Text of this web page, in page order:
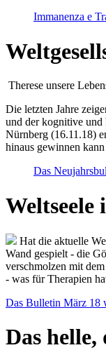
Immanenza e
Therese unsere
Die letzten Jahre
und der kognitive und
Nürnberg (16.11.18)
hinaus gewinnen
Das
Weltseele
Hat die aktuelle
Wand gespielt - die
verschmolzen mit
- was für Therapien
Das Bulletin März 18
Das